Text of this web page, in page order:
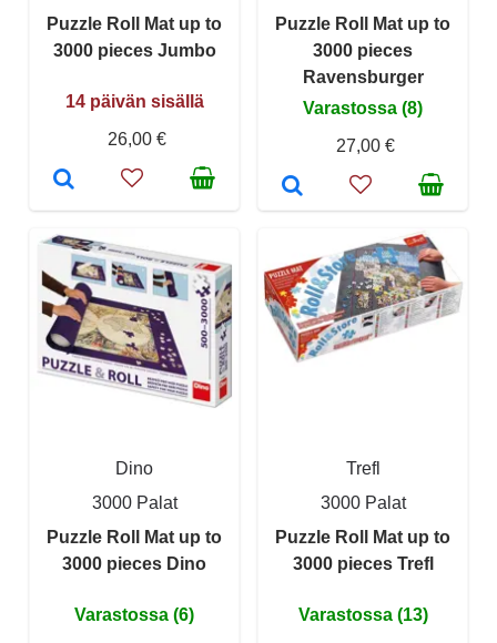
Puzzle Roll Mat up to
3000 pieces Jumbo
14 päivän sisällä
26,00 €
Puzzle Roll Mat up to
3000 pieces
Ravensburger
Varastossa (8)
27,00 €
Dino
3000 Palat
Puzzle Roll Mat up to
3000 pieces Dino
Varastossa (6)
Trefl
3000 Palat
Puzzle Roll Mat up to
3000 pieces Trefl
Varastossa (13)